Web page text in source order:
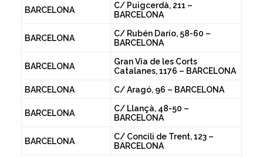
BARCELONA
C/ Puigcerdà, 211 –
BARCELONA
BARCELONA
C/ Rubén Darío, 58-60 –
BARCELONA
BARCELONA
Gran Via de les Corts
Catalanes, 1176 – BARCELONA
BARCELONA
C/ Aragó, 96 – BARCELONA
BARCELONA
C/ Llançà, 48-50 –
BARCELONA
BARCELONA
C/ Concili de Trent, 123 –
BARCELONA